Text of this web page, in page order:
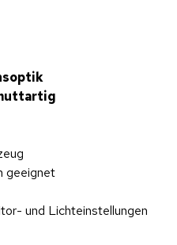
geeignet
und Lichteinstellungen